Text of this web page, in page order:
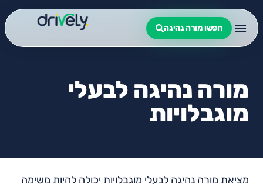
חפשו מורה נהיגה
מורה נהיגה לבעלי
מוגבלויות
מציאת מורה נהיגה לבעלי מוגבלויות יכולה להיות משימה